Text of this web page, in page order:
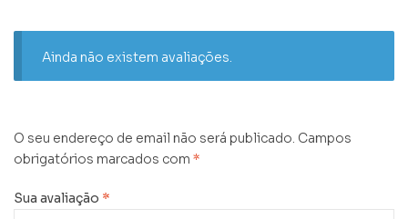
Ainda não existem avaliações.
O seu endereço de email não será publicado. Campos
obrigatórios marcados com *
Sua avaliação *